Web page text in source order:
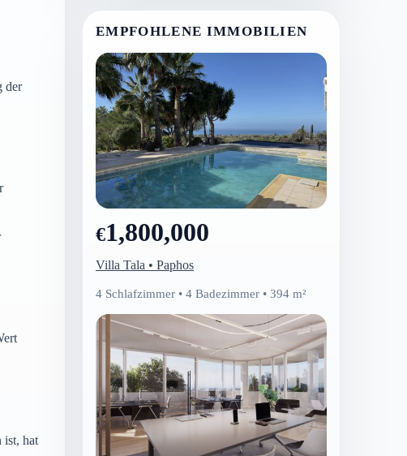
der
ist, hat
EMPFOHLENE IMMOBILIEN
€1,800,000
Villa Tala • Paphos
4 Schlafzimmer • 4 Badezimmer • 394 m²